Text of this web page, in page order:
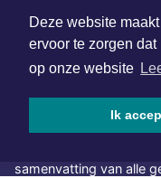
Deze website
ervoor te zorgen
op onze website
Ik
SOCIAL MEDIA
NIEUWSBRIEF
Schrijf je in voor onze
samenvatting van alle